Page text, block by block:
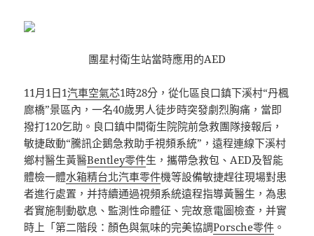
團星村衛生站當時應用的AED
11月1日1汽車空氣芯1時28分，從化區良口鎮下溪村“丹楓
廊橋”景區內，一名40歲男人徒步時突發劇烈胸痛，當即
撥打120乞助。良口鎮中間衛生院院前急救團隊接報后，
敏捷啟動“騰訊企鵝急救助手視頻系統”，遠程連線下溪村
鄉村醫生黃醫Bentley零件生，攜帶急救包、AED及智能
體檢一體水箱精台北汽車零件機等設備敏捷趕往現場對患
者進行處置，并持續通過視頻系統遠程指導黃醫生，為患
者實施制動歇息、監測性命體征、完故意電圖檢查，并實
時上「第二階段：顏色與氣味的完美協調Porsche零件 。